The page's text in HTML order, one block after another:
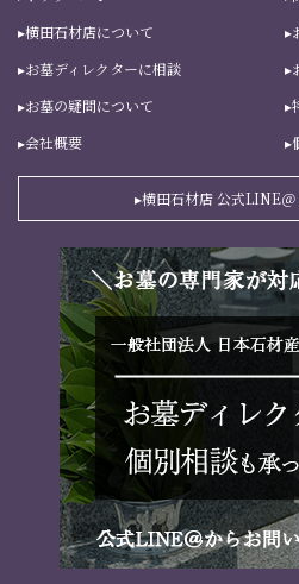
横田石材店について
お墓ディレクターに相談
お墓の疑問について
会社概要
横田石材店 公式LINE＠